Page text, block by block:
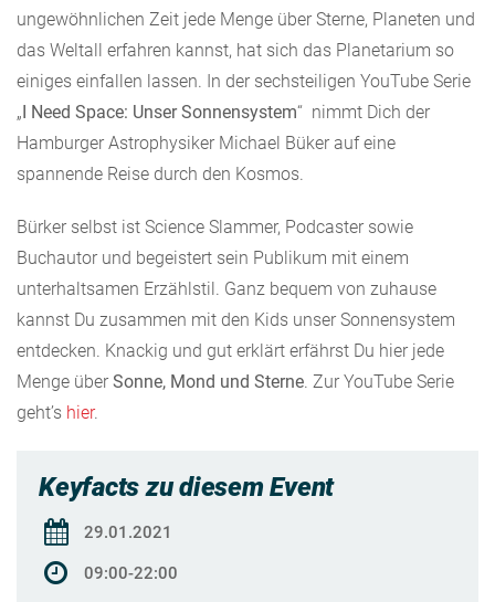
ungewöhnlichen Zeit jede Menge über Sterne, Planeten und
das Weltall erfahren kannst, hat sich das Planetarium so
einiges einfallen lassen. In der sechsteiligen YouTube Serie
„I Need Space: Unser Sonnensystem“ nimmt Dich der
Hamburger Astrophysiker Michael Büker auf eine
spannende Reise durch den Kosmos.
Bürker selbst ist Science Slammer, Podcaster sowie
Buchautor und begeistert sein Publikum mit einem
unterhaltsamen Erzählstil. Ganz bequem von zuhause
kannst Du zusammen mit den Kids unser Sonnensystem
entdecken. Knackig und gut erklärt erfährst Du hier jede
Menge über Sonne, Mond und Sterne . Zur YouTube Serie
geht’s hier.
Keyfacts zu diesem Event
29.01.2021
09:00-22:00